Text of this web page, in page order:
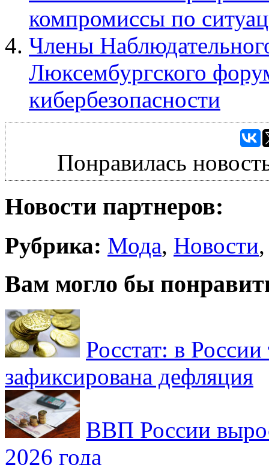
компромиссы по
Члены
Люксембургского
кибербезопасности
Понравилась
Новости партнеров:
Рубрика: Мода, Новости
Вам могло бы
Росстат: в России
зафиксирована дефляция
ВВП России
2026 года